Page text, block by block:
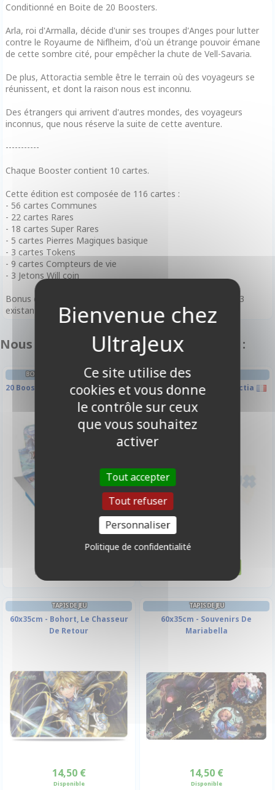
Conditionné en Boite de 20 Boosters.
Arla, roi d'Armalla, décide d'unir ses troupes d'Anges pour lutter
contre le Royaume de Niflheim, d'où un étrange pouvoir émane
de cette sombre cité, pour empêcher la chute de Vell-Savaria.
De plus, Attoractia semble être le terrain où des voyageurs se
réunissent, et dont la raison nous est inconnu.
Des étrangers qui arrivent d'autres mondes, des voyageurs
inconnus, que nous réserve la suite de cette aventure.
-----------
Chaque Booster contient 10 cartes.
Cette édition est composée de 116 cartes :
- 56 cartes Communes
- 22 cartes Rares
- 18 cartes Super Rares
- 5 cartes Pierres Magiques basique
- 3 cartes Tokens
- 9 cartes Compteurs de vie
- 3 Jetons Will coin
Bonus de Précommande : 1 carte RULER limitée parmi les 3
existantes dans chaque boite
Nous vous recommandons également :
BOITE DE BOOSTERS FRANÇAIS
20 Boosters - AO3 - Alice Origin 3
119,00 €
BOOSTER FRANÇAIS
A4 - La Bataille D'attoractia
Disponible
TAPIS DE JEU
60x35cm - Bohort, Le Chasseur
De Retour
14,50 €
Disponible
TAPIS DE JEU
60x35cm - Souvenirs De
Mariabella
14,50 €
Disponible
Ce site utilise des
cookies et vous donne
le contrôle sur ceux
que vous souhaitez
activer
Tout accepter
Tout refuser
Personnaliser
Politique de confidentialité